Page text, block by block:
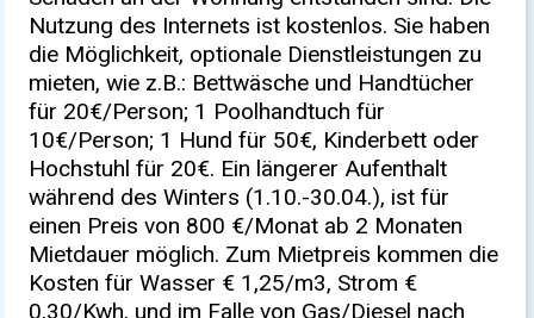
Nutzung des Internets ist kostenlos. Sie haben
die Möglichkeit, optionale Dienstleistungen zu
mieten, wie z.B.: Bettwäsche und Handtücher
für 20€/Person; 1 Poolhandtuch für
10€/Person; 1 Hund für 50€, Kinderbett oder
Hochstuhl für 20€. Ein längerer Aufenthalt
während des Winters (1.10.-30.04.), ist für
einen Preis von 800 €/Monat ab 2 Monaten
Mietdauer möglich. Zum Mietpreis kommen die
Kosten für Wasser € 1,25/m3, Strom €
0,30/Kwh, und im Falle von Gas/Diesel nach